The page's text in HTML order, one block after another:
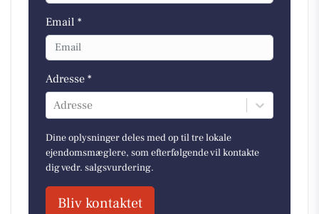
Email *
Adresse *
Adresse
Dine oplysninger deles med op til tre lokale
ejendomsmæglere, som efterfølgende vil kontakte
dig vedr. salgsvurdering.
Bliv kontaktet